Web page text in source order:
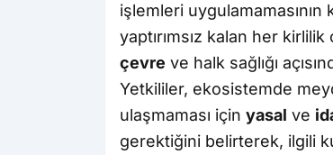
işlemleri
yaptırımsız kalan her kirlilik
çevre ve halk sağlığı
Yetkililer, ekosistemde
ulaşmaması için yasal ve
gerektiğini belirterek, ilgili